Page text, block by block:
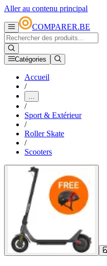
Aller au contenu principal
COMPARER.BE
Catégories
Accueil
/
...
/
Sport & Extérieur
/
Roller Skate
/
Scooters